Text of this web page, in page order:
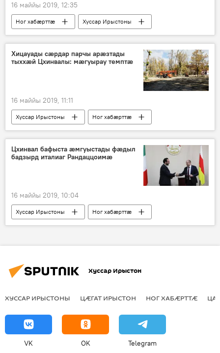
16 маййы 2019, 12:35
Ног хабӕрттӕ Хуссар Ирыстоны
Хицауады сӕрдар парчы арӕзтады
тыххӕй Цхинвалы: мӕгуырау темптӕ
16 маййы 2019, 11:11
Хуссар Ирыстоны Ног хабӕрттӕ
Цхинвал бафыста ӕмгуыстады фӕдыл
бадзырд италиаг Рандаццоимӕ
16 маййы 2019, 10:04
Хуссар Ирыстоны
Ног хабӕрттӕ
Дунейы
Хуссар Ирыстон
ХУССАР ИРЫСТОНЫ ЦӔГАТ ИРЫСТОН НОГ ХАБӔРТТӔ
VK OK Telegram